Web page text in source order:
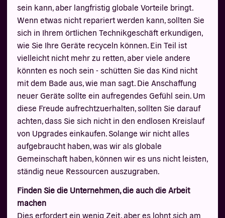
sein kann, aber langfristig globale Vorteile bringt.
Wenn etwas nicht repariert werden kann, sollten Sie
sich in Ihrem örtlichen Technikgeschäft erkundigen,
wie Sie Ihre Geräte recyceln können. Ein Teil ist
vielleicht nicht mehr zu retten, aber viele andere
könnten es noch sein - schütten Sie das Kind nicht
mit dem Bade aus, wie man sagt. Die Anschaffung
neuer Geräte sollte ein aufregendes Gefühl sein. Um
diese Freude aufrechtzuerhalten, sollten Sie darauf
achten, dass Sie sich nicht in den endlosen Kreislauf
von Upgrades einkaufen. Solange wir nicht alles
aufgebraucht haben, was wir als globale
Gemeinschaft haben, können wir es uns nicht leisten,
ständig neue Ressourcen auszugraben.
Finden Sie die Unternehmen, die auch die Arbeit
machen
Dies erfordert ein wenig Zeit, aber es lohnt sich am